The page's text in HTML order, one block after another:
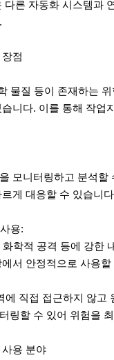
다른 자동화 시스템과
점
물질 등이 존재하는
니다. 이를 통해 작업
모니터링하고 분석할
게 대응할 수 있습니
용:
학적 공격 등에 강한
서 안정적으로 사용할
에 직접 접근하지 않고
링할 수 있어 위험을
용 분야